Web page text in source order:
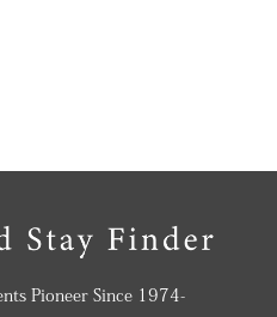
Pioneer Since 1974-